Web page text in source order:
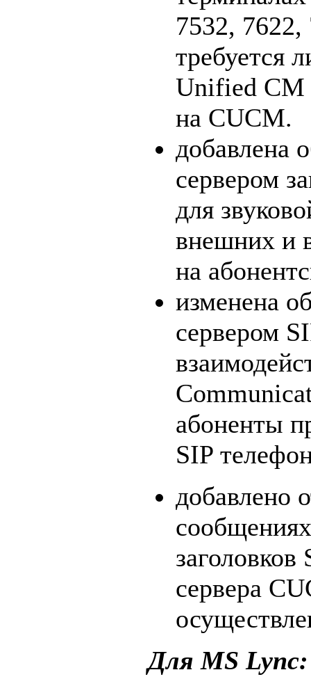
7532,
требуется
Unified CM
на CUCM.
добавлена
сервером
для
внешних и
на
изменена
сервером
абоненты
SIP
добавлено
сервера
Для MS Lync: